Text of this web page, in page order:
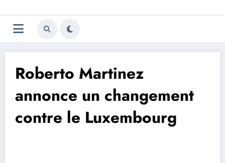
au
contenu
Trivela
L'actualité du football
Roberto Martinez
annonce un changement
contre le Luxembourg